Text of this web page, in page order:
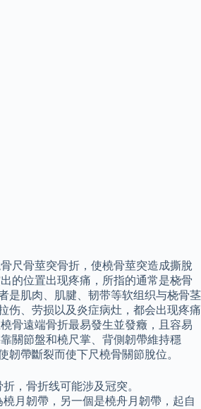
尺骨莖突骨折，使橈骨莖突造成撕脫
的位置出现疼痛，所指的通常是桡骨
是肌肉、肌腱、韧带等软组织与桡骨茎
伤、劳损以及炎症病灶，都会出现疼痛
骨遠端骨折最易發生並發癥，且容易
關節盤和橈尺掌、背側韌帶維持穩
韌帶斷裂而使下尺橈骨關節脫位。
，骨折线可能涉及冠突。
月韌帶，另一個是橈舟月韌帶，起自